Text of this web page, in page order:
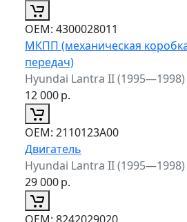
ОЕМ: 4300028011
МКПП (механическая
передач)
Hyundai Lantra II (1995—1998)
12 000р.
ОЕМ: 2110123A00
Двигатель
Hyundai Lantra II (1995—1998)
29 000р.